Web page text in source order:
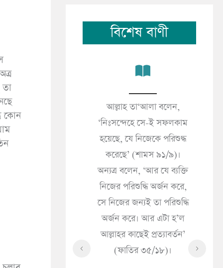
কোন
বিশেষ বাণী
জীবনই প্রকৃত
(আনকাবূত ২৯/৬৪)।
দুনিয়ার জীবন শুধু
আল্লাহ তা‘আলা বলেন,
‘নিঃসন্দেহে সে-ই সফলকাম
হয়েছে, যে নিজেকে পরিশুদ্ধ
করেছে’ (শামস ৯১/৯)।
অন্যত্র বলেন, ‘আর যে ব্যক্তি
নিজের পরিশুদ্ধি অর্জন করে,
সে নিজের জন্যই তা পরিশুদ্ধি
অর্জন করে। আর এটা হ’ল
আল্লাহর কাছেই প্রত্যাবর্তন’
(ফাতির ৩৫/১৮)।